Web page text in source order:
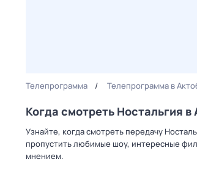
Телепрограмма Телепрограмма в
Когда смотреть Ностальгия в
Узнайте, когда смотреть передачу
пропустить любимые шоу, интересные
мнением.